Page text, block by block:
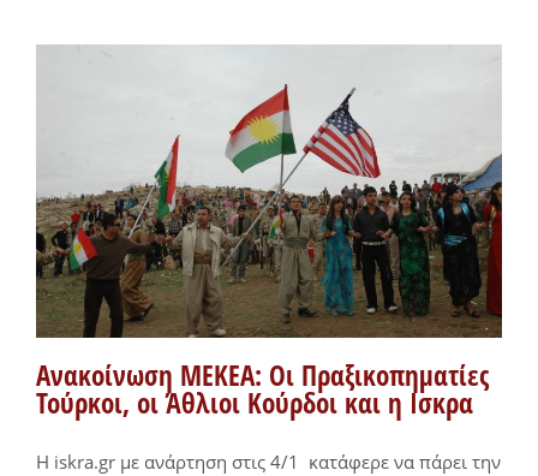
Ανακοίνωση ΜΕΚΕΑ: Οι Πραξικοπηματίες
Τούρκοι, οι Άθλιοι Κούρδοι και η Ισκρα
H iskra.gr με ανάρτηση στις 4/1 κατάφερε να πάρει την